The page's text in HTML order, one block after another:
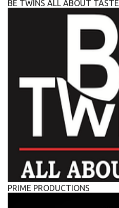
BE TWINS ALL ABOUT TASTE
PRIME PRODUCTIONS